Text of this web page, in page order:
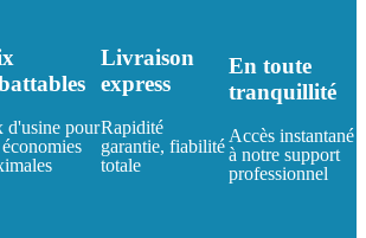
d'usine pour
Livraison
express
Rapidité
garantie, fiabilité
totale
En toute
tranquillité
Accès instantané
à notre support
professionnel